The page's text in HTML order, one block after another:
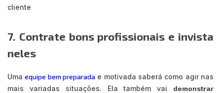
cliente
7. Contrate bons profissionais e invista
neles
Umaequipe bem preparada e motivada saberá como agir nas
mais variadas situações. Ela também vai demonstrar